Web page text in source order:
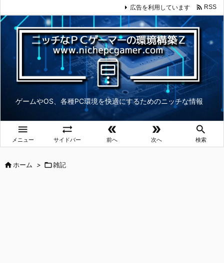
ゲームやOS、各種PC環境を快適にするためのニッチな情報

メニュー

サイドバー

前へ

次へ

検索
広告を利用しています  RSS
ホーム > 雑記